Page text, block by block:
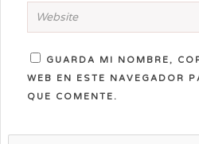
GUARDA MI NOMBRE,
WEB EN ESTE NAVEGADOR
QUE COMENTE.